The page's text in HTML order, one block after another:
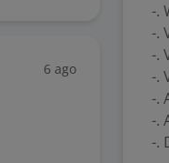
6 ago
-.
-.
-.
-.
-.
-.
-.